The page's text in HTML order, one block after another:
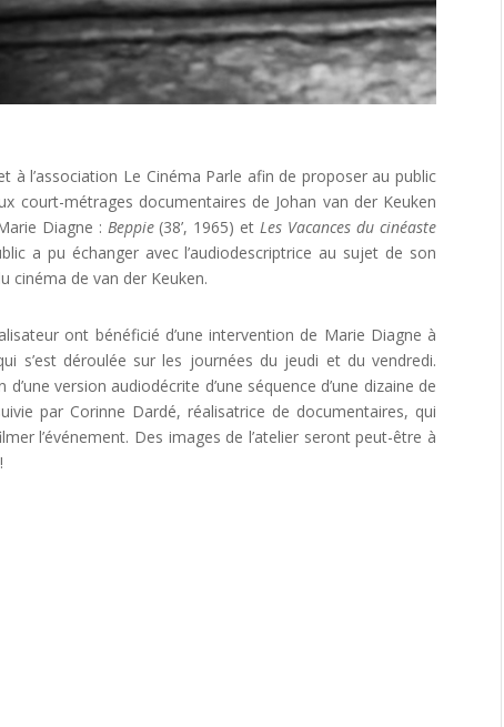
à l’association Le Cinéma Parle afin de proposer au public
court-métrages documentaires de Johan van der Keuken
Diagne : Beppie(38’, 1965) etLes Vacances du cinéaste
a pu échanger avec l’audiodescriptrice au sujet de son
cinéma de van der Keuken.
ont bénéficié d’une intervention de Marie Diagne à
s’est déroulée sur les journées du jeudi et du vendredi.
version audiodécrite d’une séquence d’une dizaine de
par Corinne Dardé, réalisatrice de documentaires, qui
l’événement. Des images de l’atelier seront peut-être à